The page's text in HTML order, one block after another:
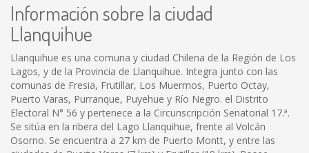
Información sobre la ciudad
Llanquihue
Llanquihue es una comuna y ciudad Chilena de la Región de Los
Lagos, y de la Provincia de Llanquihue. Integra junto con las
comunas de Fresia, Frutillar, Los Muermos, Puerto Octay,
Puerto Varas, Purranque, Puyehue y Río Negro. el Distrito
Electoral N° 56 y pertenece a la Circunscripción Senatorial 17.ª.
Se sitúa en la ribera del Lago Llanquihue, frente al Volcán
Osorno. Se encuentra a 27 km de Puerto Montt, y entre las